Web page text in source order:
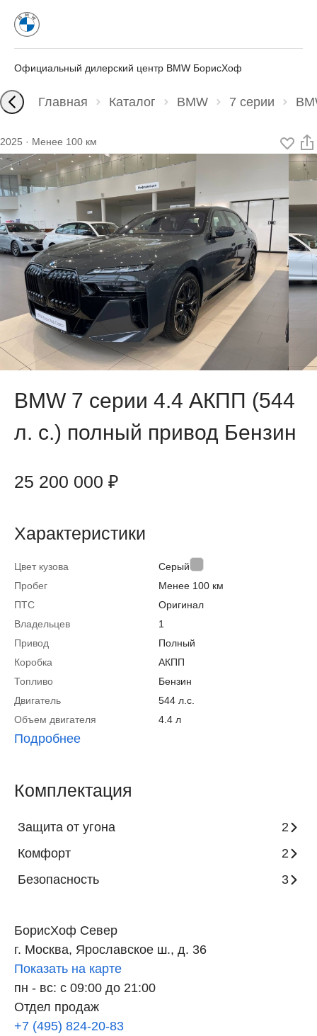
Официальный дилерский центр BMW БорисХоф
Главная Каталог BMW 7 серии
2025 · Менее 100 км
BMW 7 серии 4.4 АКПП (544
л. с.) полный привод Бензин
25 200 000 ₽
Характеристики
Цвет кузова
Серый
Пробег
Менее 100 км
ПТС
Оригинал
Владельцев
1
Привод
Полный
Коробка
АКПП
Топливо
Бензин
Двигатель
544 л.с.
Объем двигателя
4.4 л
Подробнее
Комплектация
Защита от угона
2
Комфорт
2
Безопасность
3
БорисХоф Север
г. Москва, Ярославское ш., д. 36
Показать на карте
пн - вс: с 09:00 до 21:00
Отдел продаж
+7 (495) 824-20-83